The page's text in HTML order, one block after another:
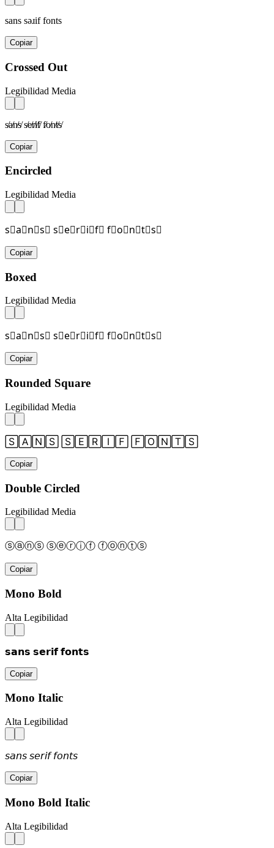
sans sǝɹif fonts
Copiar
Crossed Out
Legibilidad Media
s̸a̸n̸s̸ s̸e̸r̸i̸f̸ f̸o̸n̸t̸s̸
Copiar
Encircled
Legibilidad Media
s⃝a⃝n⃝s⃝ s⃝e⃝r⃝i⃝f⃝ f⃝o⃝n⃝t⃝s⃝
Copiar
Boxed
Legibilidad Media
s⃞a⃞n⃞s⃞ s⃞e⃞r⃞i⃞f⃞ f⃞o⃞n⃞t⃞s⃞
Copiar
Rounded Square
Legibilidad Media
🅂🄰🄽🅂 🅂🄴🅁🄸🄵 🄵🄾🄽🅃🅂
Copiar
Double Circled
Legibilidad Media
ⓢⓐⓝⓢ ⓢⓔⓡⓘⓕ ⓕⓞⓝⓣⓢ
Copiar
Mono Bold
Alta Legibilidad
𝘀𝗮𝗻𝘀 𝘀𝗲𝗿𝗶𝗳 𝗳𝗼𝗻𝘁𝘀
Copiar
Mono Italic
Alta Legibilidad
𝘴𝘢𝘯𝘴 𝘴𝘦𝘳𝘪𝘧 𝘧𝘰𝘯𝘵𝘴
Copiar
Mono Bold Italic
Alta Legibilidad